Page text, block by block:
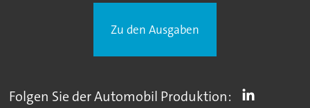
Zu den Ausgaben
Folgen Sie der Automobil Produktion: